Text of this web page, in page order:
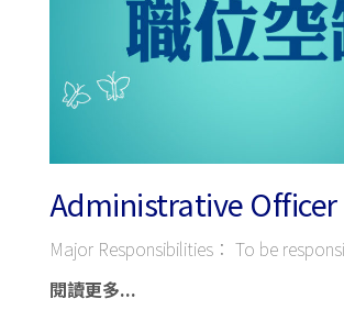
Administrative Officer
Major Responsibilities： To be
閱讀更多...